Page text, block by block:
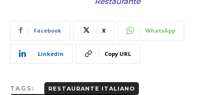
Facebook X WhatsApp
Linkedin Copy URL
TAGS:
RESTAURANTE ITALIANO